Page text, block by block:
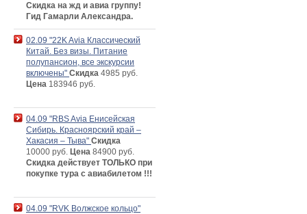
Скидка на жд и авиа группу!
Гид Гамарли Александра.
02.09 "22K Avia Классический
Китай. Без визы. Питание
полупансион, все экскурсии
включены" Скидка 4985 руб.
Цена 183946 руб.
04.09 "RBS Avia Енисейская
Сибирь. Красноярский край –
Хакасия – Тыва" Скидка
10000 руб. Цена 84900 руб.
Скидка действует ТОЛЬКО при
покупке тура с авиабилетом !!!
04.09 "RVK Волжское кольцо"